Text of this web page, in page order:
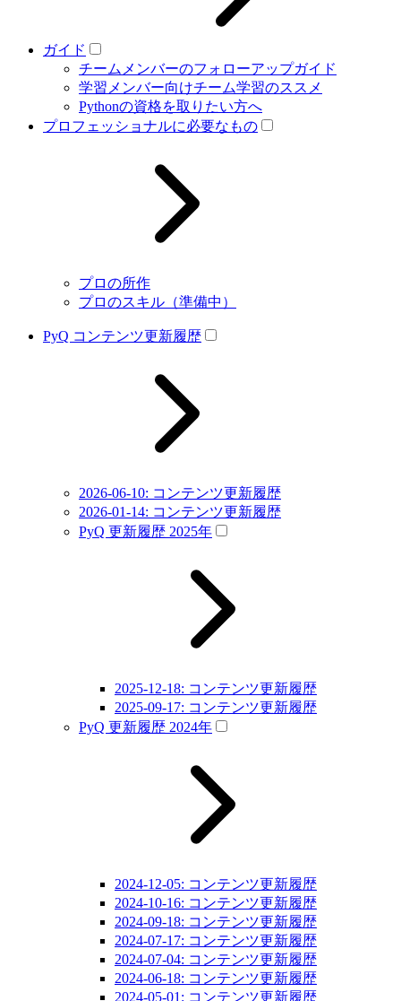
ガイド
チームメンバーのフォローアップガイド
学習メンバー向けチーム学習のススメ
Pythonの資格を取りたい方へ
プロフェッショナルに必要なもの
プロの所作
プロのスキル（準備中）
PyQ コンテンツ更新履歴
2026-06-10: コンテンツ更新履歴
2026-01-14: コンテンツ更新履歴
PyQ 更新履歴 2025年
2025-12-18: コンテンツ更新履歴
2025-09-17: コンテンツ更新履歴
PyQ 更新履歴 2024年
2024-12-05: コンテンツ更新履歴
2024-10-16: コンテンツ更新履歴
2024-09-18: コンテンツ更新履歴
2024-07-17: コンテンツ更新履歴
2024-07-04: コンテンツ更新履歴
2024-06-18: コンテンツ更新履歴
2024-05-01: コンテンツ更新履歴